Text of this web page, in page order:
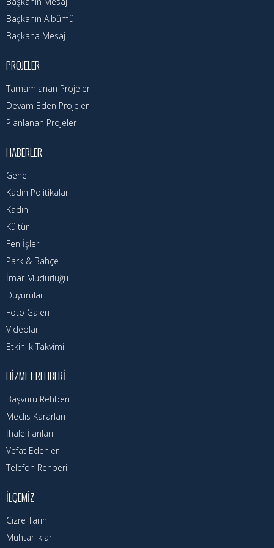
Başkanın Mesajı
Projeler
Planlanan Projeler
Haberler
Genel
Kadın Politikalar
Kadın
Kültür
İmar Müdürlüğü
Duyurular
Foto Galeri
Videolar
Etkinlik Takvimi
Başkanın Albümü
Başkana Mesaj
PROJELER
Tamamlanan Projeler
Devam Eden Projeler
Planlanan Projeler
HABERLER
Genel
Kadın Politikalar
Kadın
Kültür
Fen İşleri
Park & Bahçe
İmar Müdürlüğü
Duyurular
Foto Galeri
Videolar
Etkinlik Takvimi
HIZMET REHBERI
Başvuru Rehberi
Meclis Kararları
İhale İlanları
Vefat Edenler
Telefon Rehberi
İLÇEMIZ
Cizre Tarihi
Muhtarlıklar